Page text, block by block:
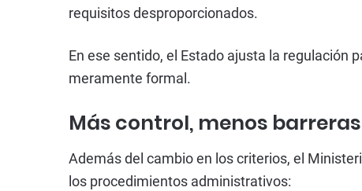
requisitos desproporcionados.
En ese sentido, el Estado ajusta la regulación
meramente formal.
Más control, menos barreras
Además del cambio en los criterios, el
los procedimientos administrativos: